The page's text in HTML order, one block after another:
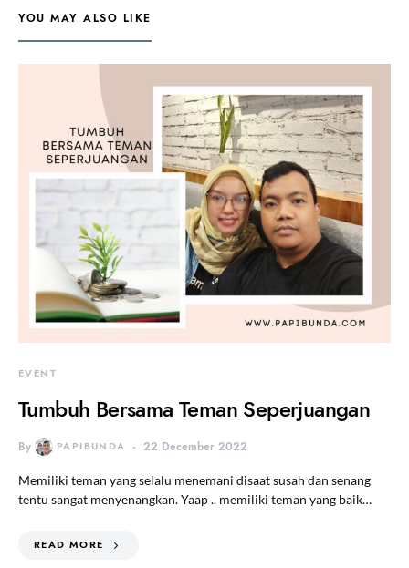
YOU MAY ALSO LIKE
EVENT
Tumbuh Bersama Teman Seperjuangan
By PAPIBUNDA 22 December 2022
Memiliki teman yang selalu menemani disaat susah dan senang
tentu sangat menyenangkan. Yaap .. memiliki teman yang baik…
READ MORE